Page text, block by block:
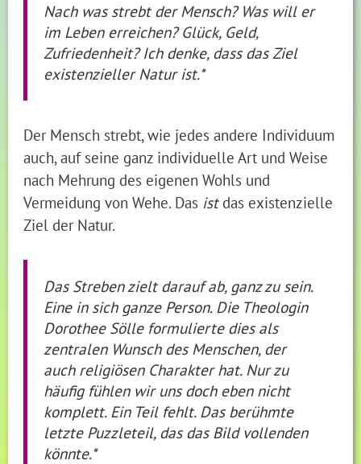
Nach was strebt der Mensch? Was will er
im Leben erreichen? Glück, Geld,
Zufriedenheit? Ich denke, dass das Ziel
existenzieller Natur ist.*
Der Mensch strebt, wie jedes andere Individuum
auch, auf seine ganz individuelle Art und Weise
nach Mehrung des eigenen Wohls und
Vermeidung von Wehe. Das istdas existenzielle
Ziel der Natur.
Das Streben zielt darauf ab, ganz zu sein.
Eine in sich ganze Person. Die Theologin
Dorothee Sölle formulierte dies als
zentralen Wunsch des Menschen, der
auch religiösen Charakter hat. Nur zu
häufig fühlen wir uns doch eben nicht
komplett. Ein Teil fehlt. Das berühmte
letzte Puzzleteil, das das Bild vollenden
könnte.*